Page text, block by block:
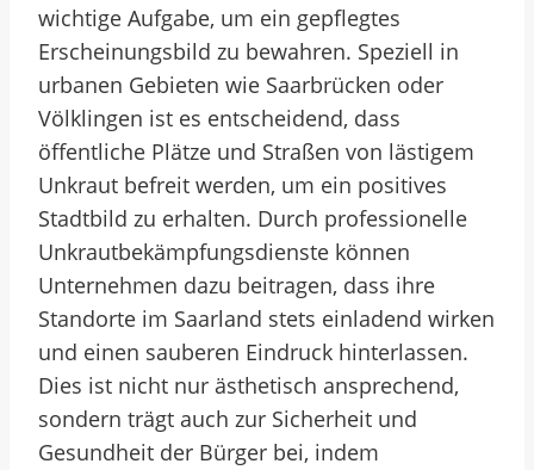
wichtige Aufgabe, um ein gepflegtes
Erscheinungsbild zu bewahren. Speziell in
urbanen Gebieten wie Saarbrücken oder
Völklingen ist es entscheidend, dass
öffentliche Plätze und Straßen von lästigem
Unkraut befreit werden, um ein positives
Stadtbild zu erhalten. Durch professionelle
Unkrautbekämpfungsdienste können
Unternehmen dazu beitragen, dass ihre
Standorte im Saarland stets einladend wirken
und einen sauberen Eindruck hinterlassen.
Dies ist nicht nur ästhetisch ansprechend,
sondern trägt auch zur Sicherheit und
Gesundheit der Bürger bei, indem